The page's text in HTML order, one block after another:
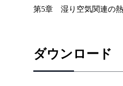
第5章 湿り空気関連の
ダウンロード